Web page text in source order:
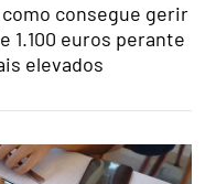
consegue gerir
1.100 euros perante
elevados